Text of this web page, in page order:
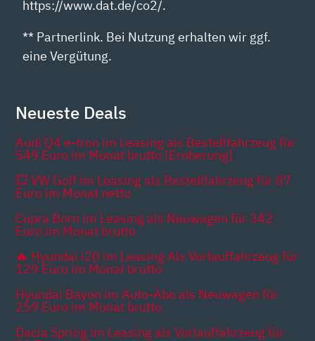
https://www.dat.de/co2/.
** Partnerlink. Bei Nutzung erhalten wir ggf.
eine Vergütung.
Neueste Deals
Audi Q4 e-tron im Leasing als Bestellfahrzeug für
549 Euro im Monat brutto [Eroberung]
💥 VW Golf im Leasing als Bestellfahrzeug für 87
Euro im Monat netto
Cupra Born im Leasing als Neuwagen für 342
Euro im Monat brutto
🔥 Hyundai i20 im Leasing Als Vorlauffahrzeug für
129 Euro im Monat brutto
Hyundai Bayon im Auto-Abo als Neuwagen für
259 Euro im Monat brutto
Dacia Spring im Leasing als Vorlauffahrzeug für